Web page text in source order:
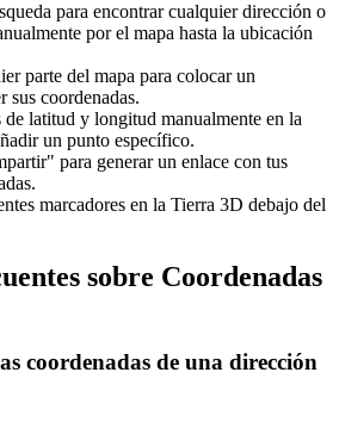
para encontrar cualquier dirección o
por el mapa hasta la ubicación
parte del mapa para colocar un
sus coordenadas.
de latitud y longitud manualmente en la
un punto específico.
para generar un enlace con tus
marcadores en la Tierra 3D debajo del
sobre Coordenadas
coordenadas de una dirección